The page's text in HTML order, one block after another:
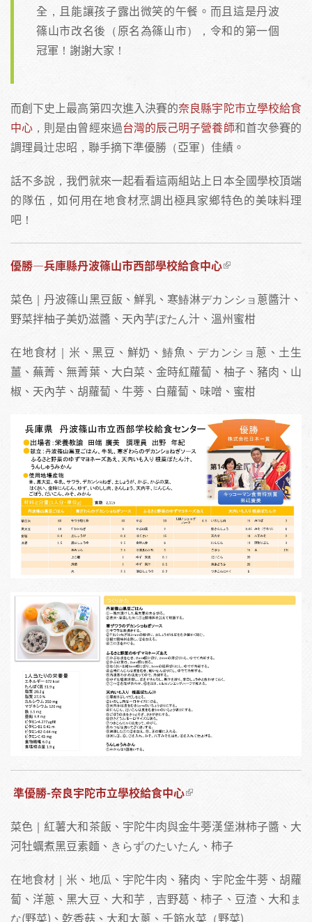
全，且能讓孩子露出微笑的午餐。而且這是丹波
篠山市改名後（原名為篠山市），令和的第一個
冠軍！謝謝大家！
而創下史上最高第四次進入決賽的奈良縣宇陀市立學校給食
中心 ，則是由曾經來過台灣的辰己明子營養師和首次參賽的
調理員辻忠昭，聯手摘下準優勝（亞軍）佳績。
話不多說，我們就來一起看看這兩組站上日本全國學校頂端
的隊伍，如何用在地食材烹調出極具家鄉特色的美味料理
吧！
優勝—兵庫縣丹波篠山市西部學校給食中心
菜色｜丹波篠山黑豆飯、鮮乳、寒鰆淋デカンショ蔥醬汁、
野菜拌柚子美奶滋醬、天內芋ぼたん汁、溫州蜜柑
在地食材｜米、黑豆、鮮奶、鰆魚、デカンショ蔥、土生
薑、蕪菁、無菁葉、大白菜、金時紅蘿蔔、柚子、豬肉、山
椒、天內芋、胡蘿蔔、牛蒡、白蘿蔔、味噌、蜜柑
準優勝-奈良宇陀市立學校給食中心
菜色｜紅薯大和茶飯、宇陀牛肉與金牛蒡漢堡淋柿子醬、大
河牡蠣煮黑豆素麵、きらずのたいたん、柿子
在地食材｜米、地瓜、宇陀牛肉、豬肉、宇陀金牛蒡、胡蘿
蔔、洋蔥、黑大豆、大和芋，吉野葛、柿子、豆渣、大和ま
な(野菜)、乾香菇、大和太蔥、千筋水菜（野菜)